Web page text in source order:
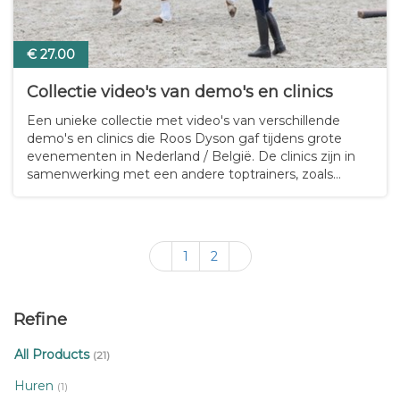
€ 27.00
Collectie video's van demo's en clinics
Een unieke collectie met video's van verschillende
demo's en clinics die Roos Dyson gaf tijdens grote
evenementen in Nederland / België. De clinics zijn in
samenwerking met een andere toptrainers, zoals
1 2
Refine
All Products (21)
Huren (1)